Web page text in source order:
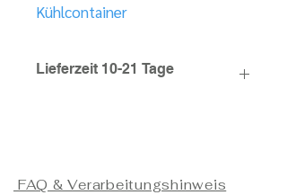
Kühlcontainer
Lieferzeit 10-21 Tage
FAQ & Verarbeitungshinweis